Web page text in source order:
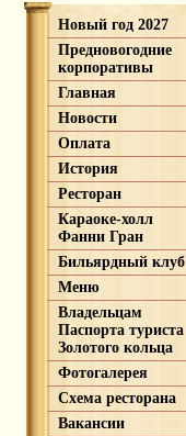
Новый год 2027
Предновогодние
корпоративы
Главная
Новости
Оплата
История
Ресторан
Караоке-холл
Фанни Гран
Бильярдный клуб
Меню
Владельцам
Паспорта туриста
Золотого кольца
Фотогалерея
Схема ресторана
Вакансии